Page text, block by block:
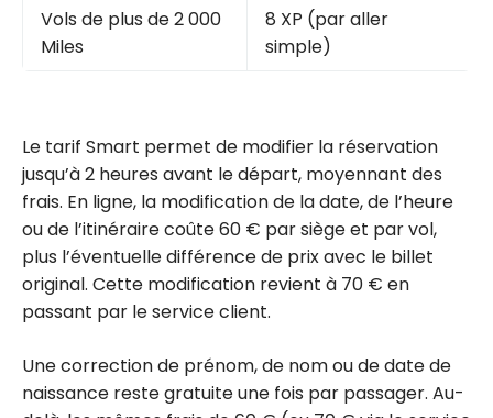
Vols de plus de 2 000
Miles
8 XP (par aller
simple)
Le tarif Smart permet de modifier la réservation
jusqu’à 2 heures avant le départ, moyennant des
frais. En ligne, la modification de la date, de l’heure
ou de l’itinéraire coûte 60 € par siège et par vol,
plus l’éventuelle différence de prix avec le billet
original. Cette modification revient à 70 € en
passant par le service client.
Une correction de prénom, de nom ou de date de
naissance reste gratuite une fois par passager. Au-